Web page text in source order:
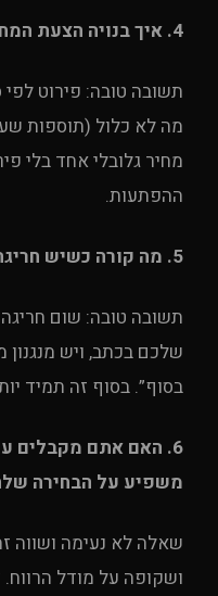
4. איך בנויה הצעת המחיר ומה לא כלול בה?
תשובה טובה: פירוט
מה לא כלול (תוספות
מחיר גלובלי אחד בלי
ההפתעות.
5. מה קורה כשיש חריגה מהתקציב?
תשובה טובה: שום
שלכם בכתב, ויש
בסוף”. בסוף זה תמיד
6. האם אתם מקבלים
משפיע על הבחירה
שאלה לא נעימה ושווה
ושקופה על מודל